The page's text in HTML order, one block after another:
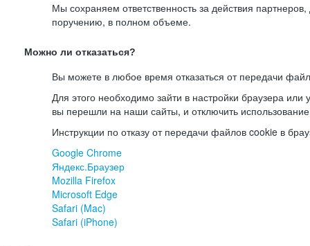
Мы сохраняем ответственность за действия
поручению, в полном объеме.
Можно ли отказаться?
Вы можете в любое время отказаться от передачи
Для этого необходимо зайти в настройки браузера или
вы перешли на наши сайты, и отключить
Инструкции по отказу от передачи файлов cookie в
Google Chrome
Яндекс.Браузер
Mozilla Firefox
Microsoft Edge
Safari (Mac)
Safari (iPhone)